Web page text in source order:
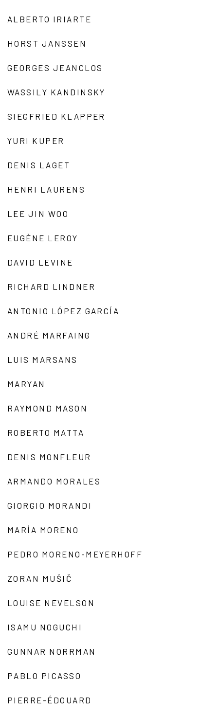
ALBERTO IRIARTE
HORST JANSSEN
GEORGES JEANCLOS
WASSILY KANDINSKY
SIEGFRIED KLAPPER
YURI KUPER
DENIS LAGET
HENRI LAURENS
LEE JIN WOO
EUGÈNE LEROY
DAVID LEVINE
RICHARD LINDNER
ANTONIO LÓPEZ GARCÍA
ANDRÉ MARFAING
LUIS MARSANS
MARYAN
RAYMOND MASON
ROBERTO MATTA
DENIS MONFLEUR
ARMANDO MORALES
GIORGIO MORANDI
MARÍA MORENO
PEDRO MORENO-MEYERHOFF
ZORAN MUŠIČ
LOUISE NEVELSON
ISAMU NOGUCHI
GUNNAR NORRMAN
PABLO PICASSO
PIERRE-ÉDOUARD